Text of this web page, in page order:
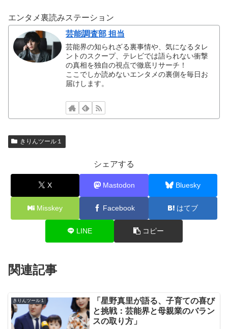
エンタメ裏読みステーション
芸能調査部 担当
芸能界の知られざる裏事情や、気になるタレ
ントのスクープ、テレビでは語られない衝撃
の真相を独自の視点で徹底リサーチ！
ここでしか読めないエンタメの裏側を毎日お
届けします。
きりんツール１
シェアする
X Mastodon Bluesky
Misskey Facebook はてブ
LINE コピー
関連記事
きりんツール１
「星野真里が語る、子育ての喜び
と挑戦：芸能界と母親業のバラン
スの取り方」